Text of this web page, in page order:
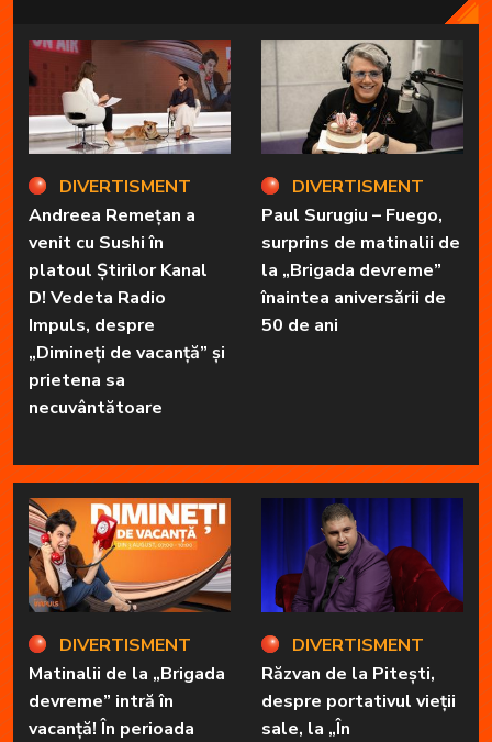
DIVERTISMENT
Andreea Remețan a
venit cu Sushi în
platoul Știrilor Kanal
D! Vedeta Radio
Impuls, despre
„Dimineți de vacanță” și
prietena sa
necuvântătoare
DIVERTISMENT
Matinalii de la „Brigada
devreme” intră în
vacanță! În perioada
DIVERTISMENT
Paul Surugiu – Fuego,
surprins de matinalii de
la „Brigada devreme”
înaintea aniversării de
50 de ani
DIVERTISMENT
Răzvan de la Pitești,
despre portativul vieții
sale, la „În